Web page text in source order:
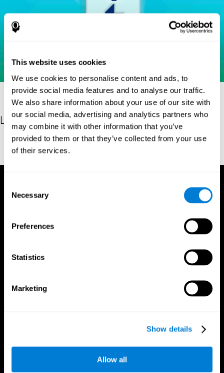
This website uses cookies
We use cookies to personalise content and ads, to
provide social media features and to analyse our traffic.
We also share information about your use of our site with
our social media, advertising and analytics partners who
may combine it with other information that you’ve
provided to them or that they’ve collected from your use
of their services.
Selection
Necessary
Preferences
Statistics
Marketing
Show details
Allow all
Les références
Brickenkamp, R. (1962). Aufmerksamkeits-Belastungs-Test (Test
d2) (1st ed.). Göttingen, Germany: Hogrefe.
App CogniFit